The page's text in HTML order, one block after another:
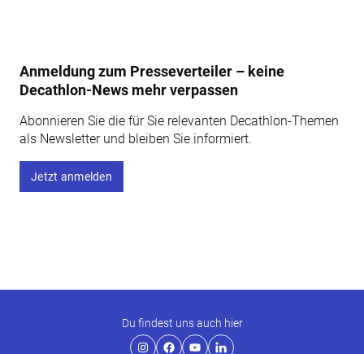
Anmeldung zum Presseverteiler – keine
Decathlon-News mehr verpassen
Abonnieren Sie die für Sie relevanten Decathlon-Themen
als Newsletter und bleiben Sie informiert.
Jetzt anmelden
Du findest uns auch hier